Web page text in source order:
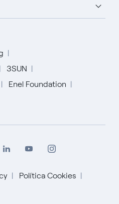
3SUN
Enel Foundation
Política Cookies